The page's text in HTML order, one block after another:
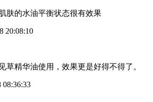
肤的水油平衡状态很有效果
20:08:10
草精华油使用，效果更是好得不得了。
08:36:33